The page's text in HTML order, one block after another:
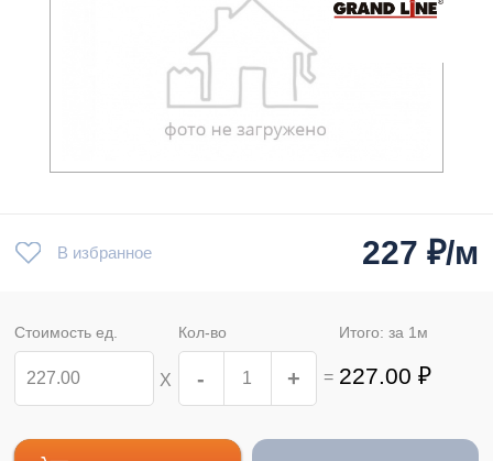
В избранное 227 ₽/м
Стоимость ед.
Х
Кол-во
- + =
Итого: за 1 м
227.00 ₽